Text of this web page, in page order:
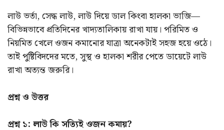
লাউ ভর্তা, সেদ্ধ লাউ, লাউ দিয়ে ডাল কিংবা হালকা ভাজি—
বিভিন্নভাবে প্রতিদিনের খাদ্যতালিকায় রাখা যায়। পরিমিত ও
নিয়মিত খেলে ওজন কমানোর যাত্রা অনেকটাই সহজ হয়ে ওঠে।
তাই পুষ্টিবিদদের মতে, সুস্থ ও হালকা শরীর পেতে ডায়েটে লাউ
রাখা অত্যন্ত জরুরি।
প্রশ্ন ও উত্তর
প্রশ্ন ১: লাউ কি সত্যিই ওজন কমায়?